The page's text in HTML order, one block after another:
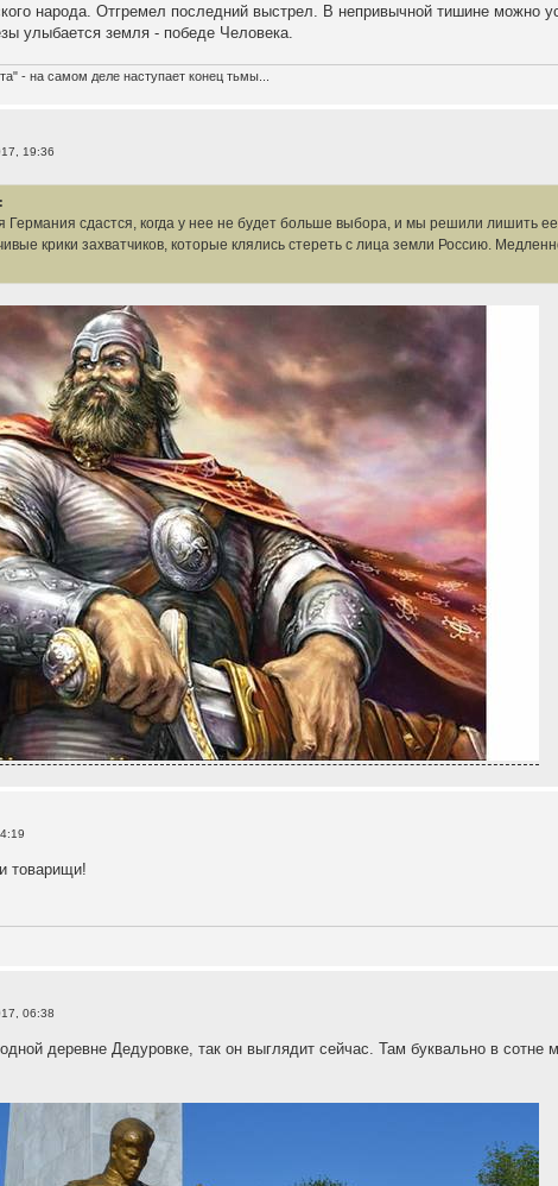
народа. Отгремел последний выстрел. В непривычной тишине можно
улыбается земля - победе Человека.
- на самом деле наступает конец тьмы...
19:36
Германия сдастся, когда у нее не будет больше выбора, и мы решили лишить
крики захватчиков, которые клялись стереть с лица земли Россию.
товарищи!
06:38
деревне Дедуровке, так он выглядит сейчас. Там буквально в сотне